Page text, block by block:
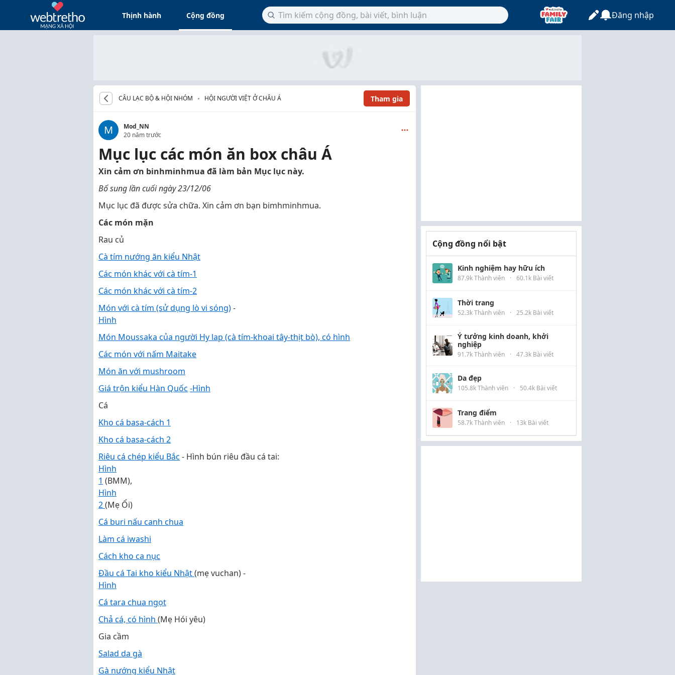
Thịnh hành Cộng đồng Đăng nhập
CÂU LẠC BỘ & HỘI NHÓM HỘI NGƯỜI VIỆT Ở CHÂU Á Tham gia
M
Mod_NN
20 năm trước
Mục lục các món ăn box châu Á
Xin cảm ơn binhminhmua đã làm bản Mục lục này.
Bố sung lần cuối ngày 23/12/06
Mục lục đã được sửa chữa. Xin cảm ơn bạn bimhminhmua.
Các món mặn
Rau củ
Cà tím nướng ăn kiểu Nhật
Các món khác với cà tím-1
Các món khác với cà tím-2
Món với cà tím (sử dụng lò vi sóng)-
Hình
Món Moussaka của người Hy lap (cà tím-khoai tây-thịt bò), có hình
Các món với nấm Maitake
Món ăn với mushroom
Giá trộn kiểu Hàn Quốc -Hình
Cá
Kho cá basa-cách 1
Kho cá basa-cách 2
Riêu cá chép kiểu Bắc - Hình bún riêu đầu cá tai:
Hình
1 (BMM),
Hình
2(Mẹ Ổi)
Cá buri nấu canh chua
Làm cá iwashi
Cách kho ca nục
Đầu cá Tai kho kiểu Nhật(mẹ vuchan) -
Hình
Cá tara chua ngọt
Chả cá, có hình (Mẹ Hói yêu)
Gia cầm
Salad da gà
Gà nướng kiểu Nhật
Cộng đồng nổi bật
Kinh nghiệm hay hữu ích
87.9k Thành viên · 60.1k Bài viết
Thời trang
52.3k Thành viên · 25.2k Bài viết
Ý tưởng kinh doanh, khởi
nghiệp
91.7k Thành viên · 47.3k Bài viết
Da đẹp
105.8k Thành viên · 50.4k Bài viết
Trang điểm
58.7k Thành viên · 13k Bài viết